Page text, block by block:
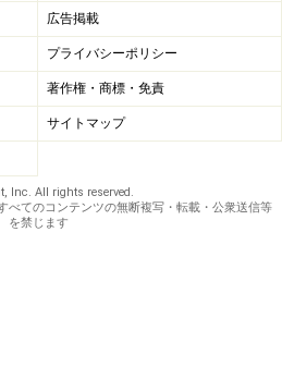
広告掲載
プライバシーポリシー
著作権・商標・免責
サイトマップ
Inc. All rights reserved.
べてのコンテンツの無断複写・転載・公衆送信等
を禁じます